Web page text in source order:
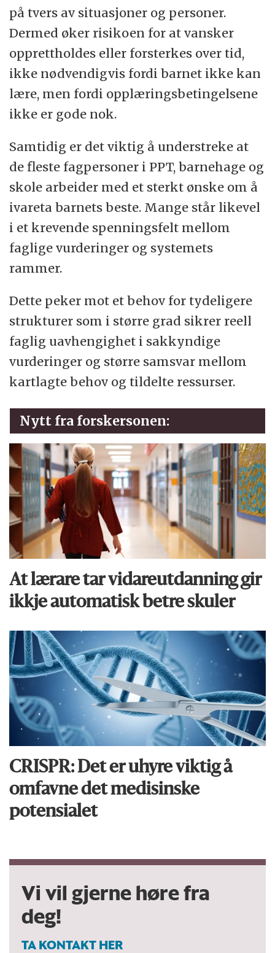
på tvers av situasjoner og personer.
Dermed øker risikoen for at vansker
opprettholdes eller forsterkes over tid,
ikke nødvendigvis fordi barnet ikke kan
lære, men fordi opplæringsbetingelsene
ikke er gode nok.
Samtidig er det viktig å understreke at
de fleste fagpersoner i PPT, barnehage og
skole arbeider med et sterkt ønske om å
ivareta barnets beste. Mange står likevel
i et krevende spenningsfelt mellom
faglige vurderinger og systemets
rammer.
Dette peker mot et behov for tydeligere
strukturer som i større grad sikrer reell
faglig uavhengighet i sakkyndige
vurderinger og større samsvar mellom
kartlagte behov og tildelte ressurser.
Nytt fra forskersonen:
At lærare tar vidare­utdanning gir
ikkje automatisk betre skuler
CRISPR: Det er uhyre viktig å
omfavne det medisinske
potensialet
Vi vil gjerne høre fra
deg!
TA KONTAKT HER